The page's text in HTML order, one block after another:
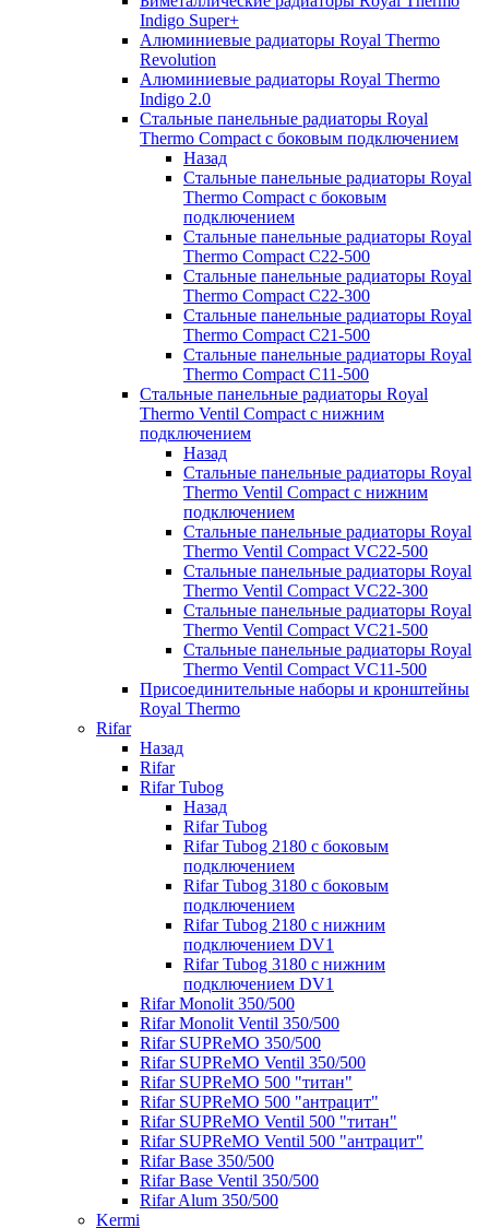
Indigo Super+
Алюминиевые радиаторы Royal Thermo
Revolution
Алюминиевые радиаторы Royal Thermo
Indigo 2.0
Стальные панельные радиаторы Royal
Thermo Compact с боковым подключением
Назад
Стальные панельные радиаторы Royal
Thermo Compact с боковым
подключением
Стальные панельные радиаторы Royal
Thermo Compact C22-500
Стальные панельные радиаторы Royal
Thermo Compact C22-300
Стальные панельные радиаторы Royal
Thermo Compact C21-500
Стальные панельные радиаторы Royal
Thermo Compact C11-500
Стальные панельные радиаторы Royal
Thermo Ventil Compact с нижним
подключением
Назад
Стальные панельные радиаторы Royal
Thermo Ventil Compact с нижним
подключением
Стальные панельные радиаторы Royal
Thermo Ventil Compact VC22-500
Стальные панельные радиаторы Royal
Thermo Ventil Compact VC22-300
Стальные панельные радиаторы Royal
Thermo Ventil Compact VC21-500
Стальные панельные радиаторы Royal
Thermo Ventil Compact VC11-500
Присоединительные наборы и кронштейны
Royal Thermo
Rifar
Назад
Rifar
Rifar Tubog
Назад
Rifar Tubog
Rifar Tubog 2180 с боковым
подключением
Rifar Tubog 3180 с боковым
подключением
Rifar Tubog 2180 с нижним
подключением DV1
Rifar Tubog 3180 с нижним
подключением DV1
Rifar Monolit 350/500
Rifar Monolit Ventil 350/500
Rifar SUPReMO 350/500
Rifar SUPReMO Ventil 350/500
Rifar SUPReMO 500 "титан"
Rifar SUPReMO 500 "антрацит"
Rifar SUPReMO Ventil 500 "титан"
Rifar SUPReMO Ventil 500 "антрацит"
Rifar Base 350/500
Rifar Base Ventil 350/500
Rifar Alum 350/500
Kermi